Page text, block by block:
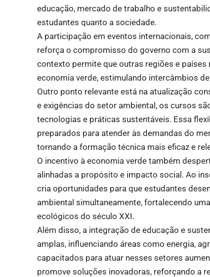
educação, mercado de trabalho e
estudantes quanto a sociedade.
A participação em eventos internacionais,
reforça o compromisso do governo com a
contexto permite que outras regiões e
economia verde, estimulando intercâmbios
Outro ponto relevante está na atualização
e exigências do setor ambiental, os cursos
tecnologias e práticas sustentáveis. Essa
preparados para atender às demandas do
tornando a formação técnica mais eficaz e
O incentivo à economia verde também
alinhadas a propósito e impacto social. Ao
cria oportunidades para que estudantes
ambiental simultaneamente, fortalecendo
ecológicos do século XXI.
Além disso, a integração de educação e
amplas, influenciando áreas como energia,
capacitados para atuar nesses setores
promove soluções inovadoras, reforçando a